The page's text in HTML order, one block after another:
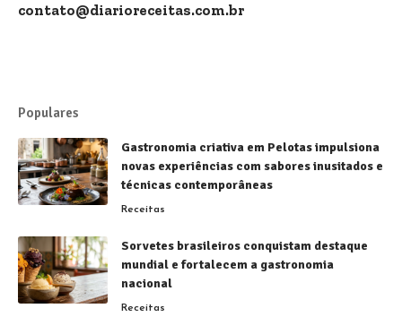
contato@diarioreceitas.com.br
Populares
Gastronomia criativa em Pelotas impulsiona
novas experiências com sabores inusitados e
técnicas contemporâneas
Receitas
Sorvetes brasileiros conquistam destaque
mundial e fortalecem a gastronomia
nacional
Receitas